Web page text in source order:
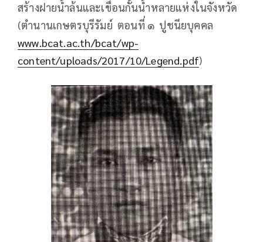
สร้างฝายน้ำล้นและเขื่อนกั้นน้ำหลายแห่งในจังหวัด
(ตำนานเกษตรบุรีรัมย์ ตอนที่ ๑ ปูชนียบุคคล
www.bcat.ac.th/bcat/wp-
content/uploads/2017/10/Legend.pdf)